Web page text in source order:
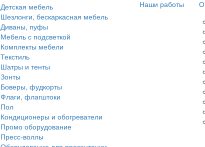
Детская мебель
Шезлонги, бескаркасная мебель
Диваны, пуфы
Мебель с подсветкой
Комплекты мебели
Текстиль
Шатры и тенты
Зонты
Боверы, фудкорты
Флаги, флагштоки
Пол
Кондиционеры и обогреватели
Промо оборудование
Пресс-воллы
Наши работы
О